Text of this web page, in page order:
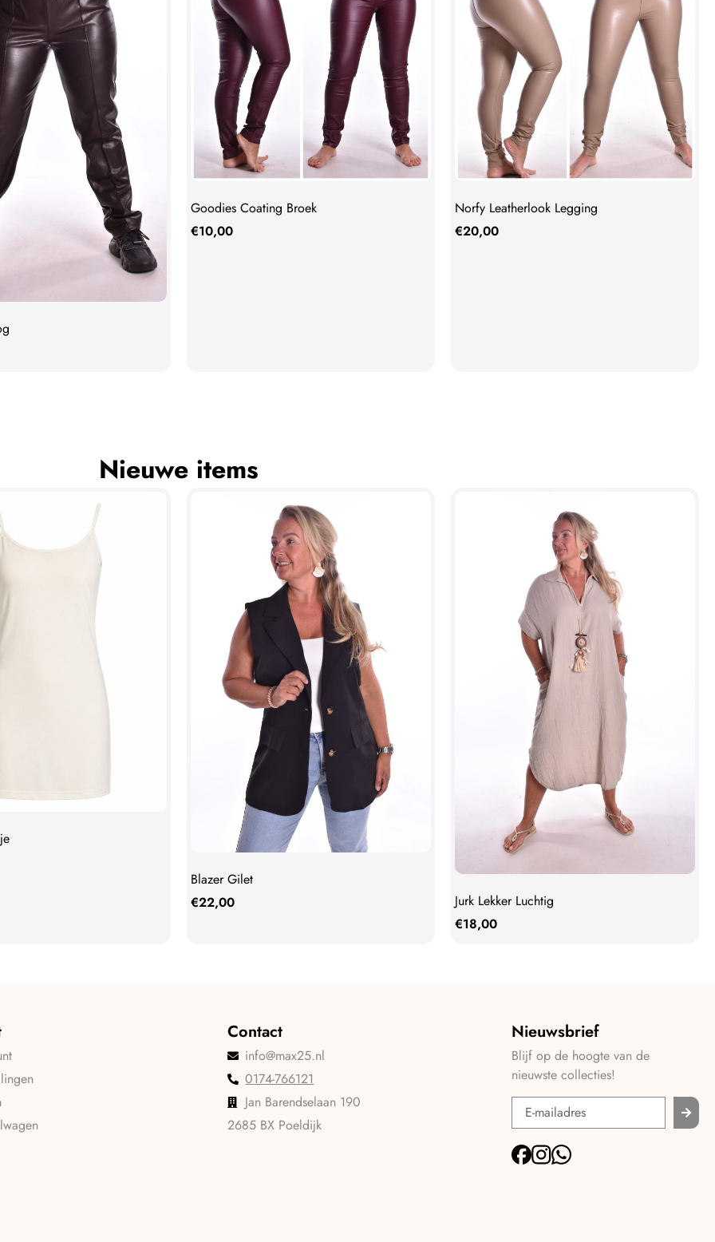
Goodies Coating Broek
€10,00
Norfy Leatherlook Legging
€20,00
Nieuwe items
Blazer Gilet
€22,00
Jurk Lekker Luchtig
€18,00
Contact
info@max25.nl
0174-766121
Jan Barendselaan 190
2685 BX Poeldijk
Nieuwsbrief
Blijf op de hoogte van de
nieuwste collecties!